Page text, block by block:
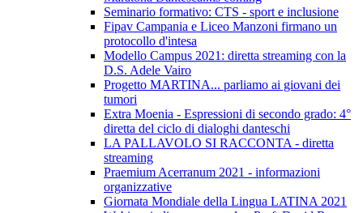
Seminario formativo: CTS - sport e inclusione
Fipav Campania e Liceo Manzoni firmano un
protocollo d'intesa
Modello Campus 2021: diretta streaming con la
D.S. Adele Vairo
Progetto MARTINA... parliamo ai giovani dei
tumori
Extra Moenia - Espressioni di secondo grado: 4°
diretta del ciclo di dialoghi danteschi
LA PALLAVOLO SI RACCONTA - diretta
streaming
Praemium Acerranum 2021 - informazioni
organizzative
Giornata Mondiale della Lingua LATINA 2021